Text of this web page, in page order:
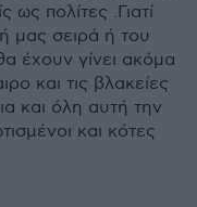
ως πολίτες .Γιατί
μας σειρά ή του
έχουν γίνει ακόμα
και τις βλακείες
και όλη αυτή την
και κότες